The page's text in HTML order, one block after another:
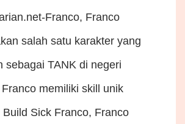
Franco, Franco
salah satu karakter yang
sebagai TANK di negeri
memiliki skill unik
Build Sick Franco, Franco